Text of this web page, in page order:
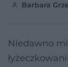
Barbara
Niedawno